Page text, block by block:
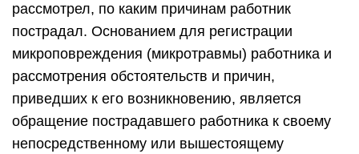
рассмотрел, по каким причинам работник
пострадал. Основанием для регистрации
микроповреждения (микротравмы) работника и
рассмотрения обстоятельств и причин,
приведших к его возникновению, является
обращение пострадавшего работника к своему
непосредственному или вышестоящему